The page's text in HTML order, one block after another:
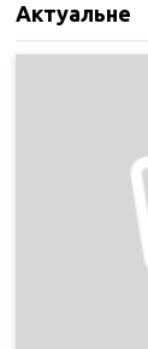
Актуальне